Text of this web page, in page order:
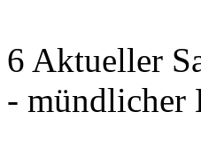
6 Aktueller
- mündlicher